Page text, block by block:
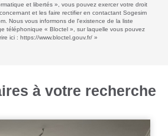
et libertés », vous pouvez exercer votre droit
et les faire rectifier en contactant Sogesim
Nous vous informons de l'existence de la liste
téléphonique « Bloctel », sur laquelle vous pouvez
ici : https://www.bloctel.gouv.fr/»
à votre recherche